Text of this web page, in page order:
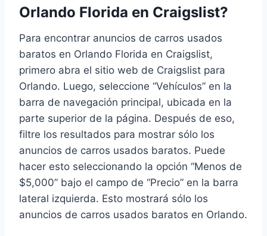
Orlando Florida en Craigslist?
Para encontrar anuncios de carros usados
baratos en Orlando Florida en Craigslist,
primero abra el sitio web de Craigslist para
Orlando. Luego, seleccione “Vehículos” en la
barra de navegación principal, ubicada en la
parte superior de la página. Después de eso,
filtre los resultados para mostrar sólo los
anuncios de carros usados baratos. Puede
hacer esto seleccionando la opción “Menos de
$5,000” bajo el campo de “Precio” en la barra
lateral izquierda. Esto mostrará sólo los
anuncios de carros usados baratos en Orlando.